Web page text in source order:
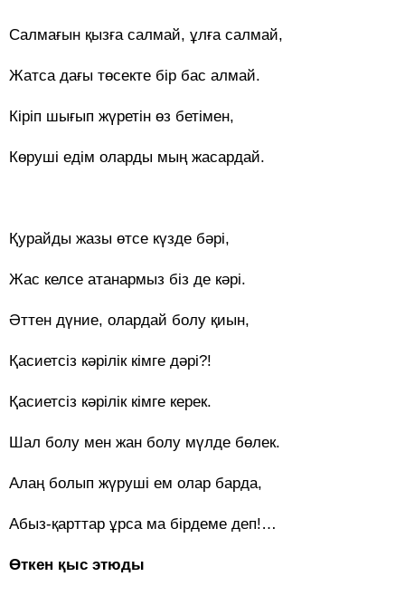
Салмағын қызға салмай, ұлға салмай,
Жатса дағы төсекте бір бас алмай.
Кіріп шығып жүретін өз бетімен,
Көруші едім оларды мың жасардай.
Қурайды жазы өтсе күзде бәрі,
Жас келсе атанармыз біз де кәрі.
Әттен дүние, олардай болу қиын,
Қасиетсіз кәрілік кімге дәрі?!
Қасиетсіз кәрілік кімге керек.
Шал болу мен жан болу мүлде бөлек.
Алаң болып жүруші ем олар барда,
Абыз-қарттар ұрса ма бірдеме деп!…
Өткен қыс этюды